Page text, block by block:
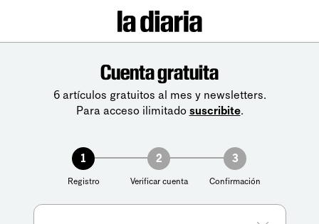
Cuenta gratuita
6 artículos gratuitos al mes y newsletters.
Para acceso ilimitado suscribite.
1
Registro
2
Verificar cuenta
3
Confirmación